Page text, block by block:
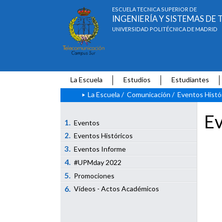
ESCUELA TÉCNICA SUPERIOR DE
INGENIERÍA Y SISTEMAS
UNIVERSIDAD POLITÉCNICA DE MADRID
La Escuela Estudios
Estudiantes
La Escuela / Comunicación / Eventos
1. Eventos
2. Eventos Históricos
3. Eventos Informe
4. #UPMday 2022
5. Promociones
6. Vídeos - Actos Académicos